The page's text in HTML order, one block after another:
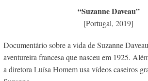
“Suzanne Daveau”
[Portugal, 2019]
Documentário sobre a vida de Suzanne
aventureira francesa que nasceu em 1925.
a diretora Luísa Homem usa vídeos caseiros